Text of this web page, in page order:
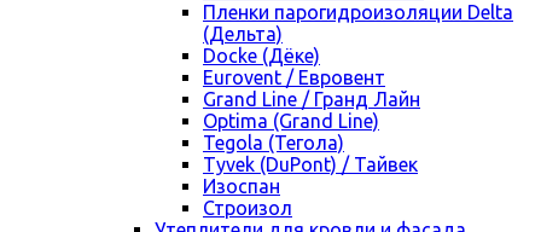
Пленки парогидроизоляции Delta
(Дельта)
Docke (Дёке)
Eurovent / Евровент
Grand Line / Гранд Лайн
Optima (Grand Line)
Tegola (Тегола)
Tyvek (DuPont) / Тайвек
Изоспан
Строизол